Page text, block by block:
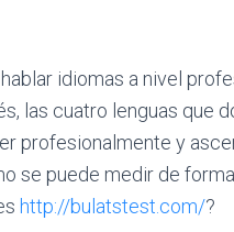
idiomas a nivel
las cuatro lenguas que
profesionalmente y
se puede medir de
http://bulatstest.com/?